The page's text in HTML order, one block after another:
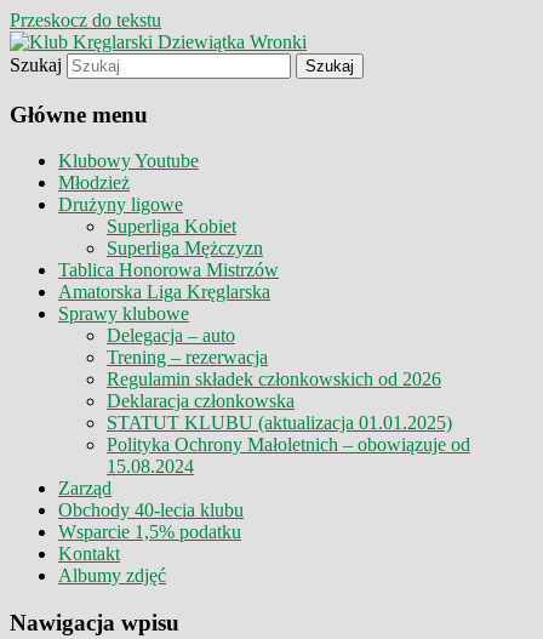
Przeskocz do tekstu
Klub Kręglarski Dziewiątka
Wronki
Klub Kręglarski Dziewiątka Wronki
Szukaj
Główne menu
Klubowy Youtube
Młodzież
Drużyny ligowe
Superliga Kobiet
Superliga Mężczyzn
Tablica Honorowa Mistrzów
Amatorska Liga Kręglarska
Sprawy klubowe
Delegacja – auto
Trening – rezerwacja
Regulamin składek członkowskich od 2026
Deklaracja członkowska
STATUT KLUBU (aktualizacja 01.01.2025)
Polityka Ochrony Małoletnich – obowiązuje od
15.08.2024
Zarząd
Obchody 40-lecia klubu
Wsparcie 1,5% podatku
Kontakt
Albumy zdjęć
Nawigacja wpisu